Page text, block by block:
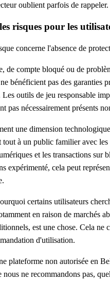
oublient parfois de rappeler.
risques pour les
concerne l'absence de
de compte bloqué ou de
bénéficient pas des garanties
Les outils de jeu responsable
pas nécessairement présents
une dimension
tout à un public familier avec
et les transactions sur
expérimenté, cela peut
certains utilisateurs
en raison de marchés
est une chose. Cela ne
d'utilisation.
plateforme non autorisée en
nous ne recommandons pas,